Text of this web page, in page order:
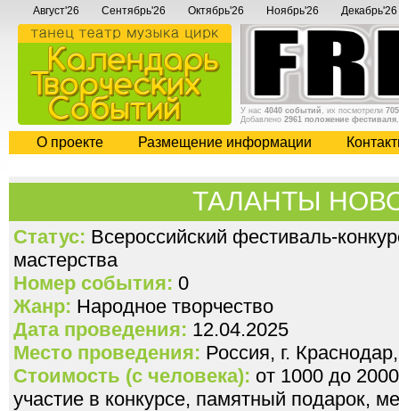
Август'26 Сентябрь'26 Октябрь'26 Ноябрь'26 Декабрь'26
У нас 4040 событий , их посмотрели
Добавлено 2961 положение фестиваля
О проекте Размещение информации
ТАЛАНТЫ
Статус: Всероссийский фестиваль-
мастерства
Номер события: 0
Жанр: Народное творчество
Дата проведения: 12.04.2025
Место проведения: Россия, г.
Стоимость (с человека): от 1000 до
участие в конкурсе, памятный подарок,